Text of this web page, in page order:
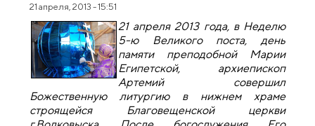
21 апреля, 2013 - 15:51
21 апреля 2013 года, в Неделю
5-ю Великого поста, день
памяти преподобной Марии
Египетской, архиепископ
Артемий совершил
Божественную литургию в нижнем храме
строящейся Благовещенской церкви